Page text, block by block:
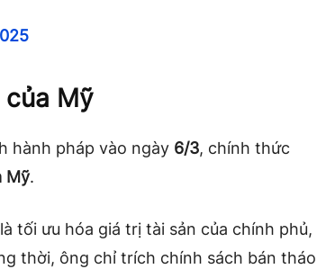
Mỹ
hành pháp vào ngày 6/3, chính thức
Mỹ.
tối ưu hóa giá trị tài sản của chính phủ,
thời, ông chỉ trích chính sách bán tháo